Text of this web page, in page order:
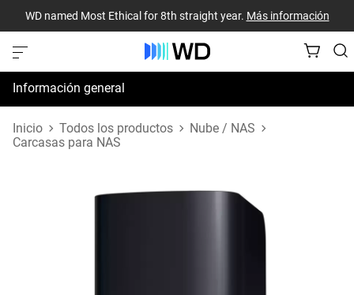
WD named Most Ethical for 8th straight year. Más información
Información general
Especificaciones
Inicio Todos los productos
Nube / NAS
Carcasas para NAS